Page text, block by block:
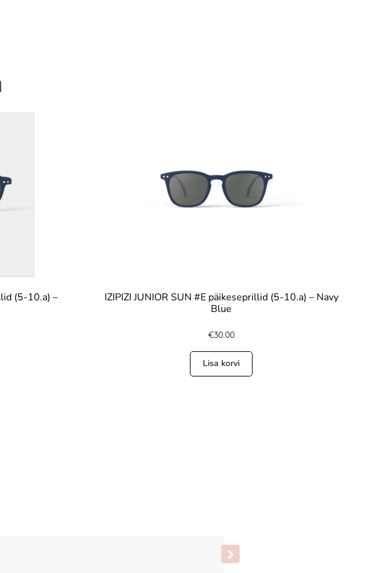
(5-10.a) –
IZIPIZI JUNIOR SUN #E päikeseprillid (5-10.a) – Navy
Blue
€30.00
Lisa korvi